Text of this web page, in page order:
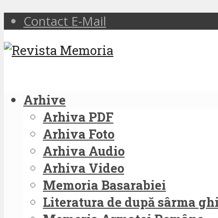
Contact E-Mail
Arhive
Arhiva PDF
Arhiva Foto
Arhiva Audio
Arhiva Video
Memoria Basarabiei
Literatura de după sârma